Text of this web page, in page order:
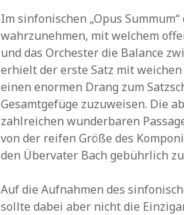
Im sinfonischen „Opus
wahrzunehmen, mit welchem
und das Orchester die Balance
erhielt der erste Satz mit
einen enormen Drang zum
Gesamtgefüge zuzuweisen. Die
zahlreichen wunderbaren
von der reifen Größe des
den Übervater Bach gebührlich
Auf die Aufnahmen des
sollte dabei aber nicht die